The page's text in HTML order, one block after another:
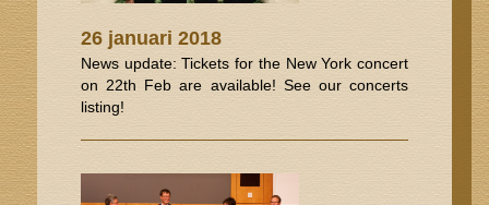
26 januari 2018
News update: Tickets for the New York concert
on 22th Feb are available! See our concerts
listing!